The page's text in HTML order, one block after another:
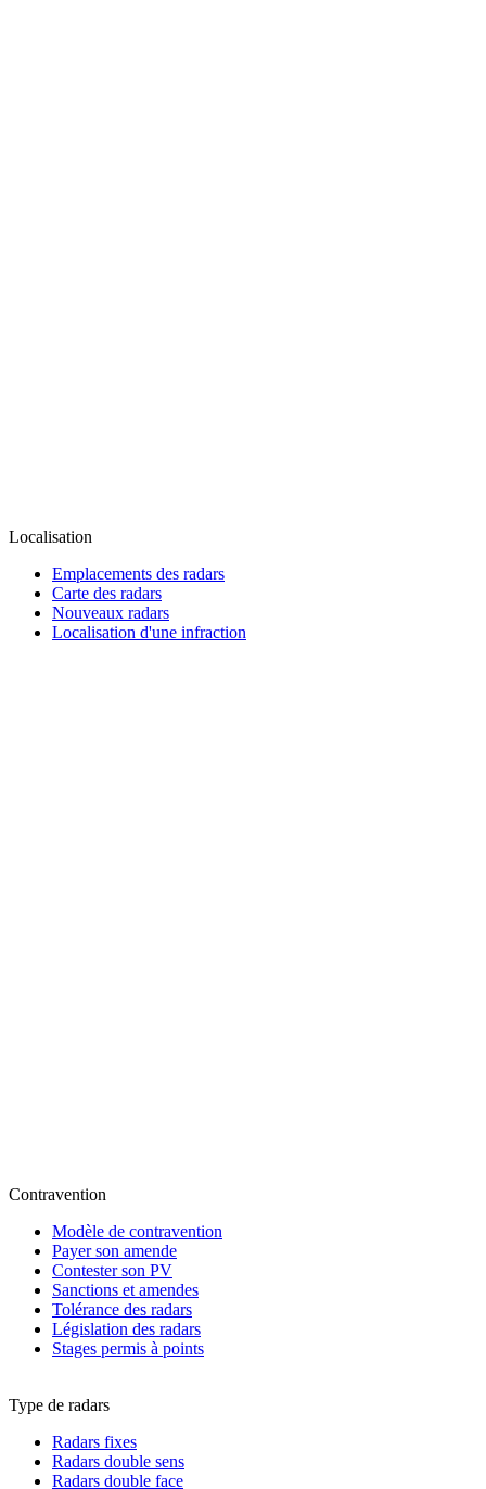
Localisation
Emplacements des radars
Carte des radars
Nouveaux radars
Localisation d'une infraction
Contravention
Modèle de contravention
Payer son amende
Contester son PV
Sanctions et amendes
Tolérance des radars
Législation des radars
Stages permis à points
Type de radars
Radars fixes
Radars double sens
Radars double face